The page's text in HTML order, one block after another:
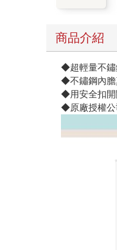
商品介紹
◆超輕量不鏽
◆不鏽鋼內膽
◆用安全扣開
◆原廠授權公